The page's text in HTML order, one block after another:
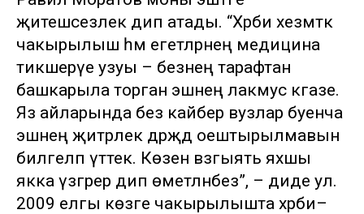
җитешсезлек дип атады. “Хәрби хезмәткә
чакырылыш һәм егетләрнең медицина
тикшерүе узуы – безнең тарафтан
башкарыла торган эшнең лакмус кәгазе.
Яз айларында без кайбер вузлар буенча
эшнең җитәрлек дәрәҗәдә оештырылмавын
билгеләп үттек. Көзен вәзгыять яхшы
якка үзгәрер дип өметләнәбез”, – диде ул.
2009 елгы көзге чакырылышта хәрби–